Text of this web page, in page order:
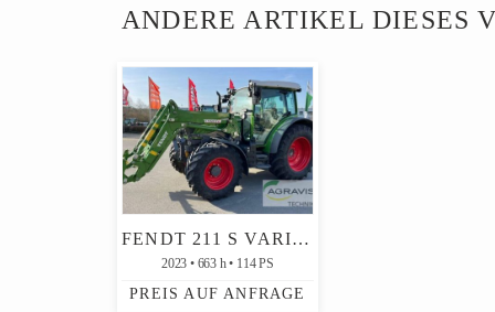
ANDERE ARTIKEL DIESES
FENDT 211 S VARIO GEN-3 POWER SETTING 2
2023 663 h 114 PS
PREIS AUF ANFRAGE